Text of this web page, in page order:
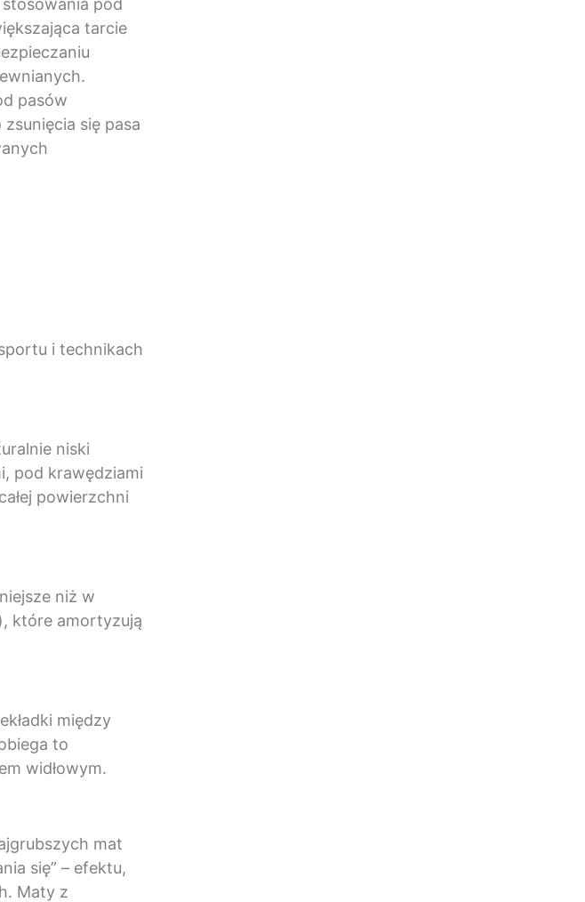
pod
tarcie
pasów
się pasa
i technikach
niski
pod krawędziami
powierzchni
niż w
które amortyzują
między
to
widłowym.
mat
się” – efektu,
Maty z